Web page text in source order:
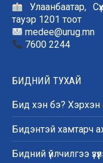
Улаанбаатар,
тауэр 1201 тоот
medee@urug.mn
7600 2244
БИДНИЙ ТУХАЙ
Бид хэн бэ?
Бидэнтэй хамтарч
Бидний үйлчилгээ